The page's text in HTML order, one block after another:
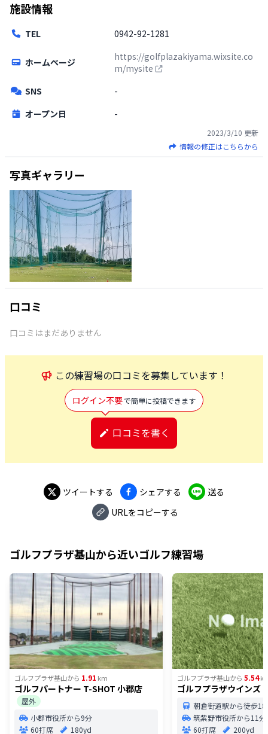
施設情報
TEL 0942-92-1281
ホームページ
https://golfplazakiyama.wixsite.co
m/mysite
SNS
-
オープン日
-
2023/3/10 更新
情報の修正はこちらから
写真ギャラリー
口コミ
口コミはまだありません
この練習場の口コミを募集しています！
ログイン不要で簡単に投稿できます
口コミを書く
ツイートする シェアする
送る
URLをコピーする
ゴルフプラザ基山から近いゴルフ練習場
ゴルフプラザ基山から 1.91 km
ゴルフパートナー T-SHOT 小郡店
屋外
小郡市役所から9分
60打席
180yd
ゴルフプラザ基山から 5.54
ゴルフプラザウインズ
朝倉街道駅から徒歩18
筑紫野市役所から11分
60打席
200yd